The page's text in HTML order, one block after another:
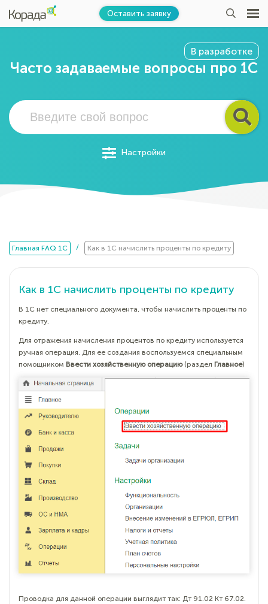
Оставить заявку
Часто задаваемые вопросы про 1С
В разработке
Настройки
Главная FAQ 1C / Как в 1С начислить проценты по кредиту
Как в 1С начислить проценты по кредиту
В 1С нет специального документа, чтобы начислить проценты по
кредиту.
Для отражения начисления процентов по кредиту используется
ручная операция. Для ее создания воспользуемся специальным
помощником Ввести хозяйственную операцию(раздел Главное)
Проводка для данной операции выглядит так: Дт 91.02 Кт 67.02.